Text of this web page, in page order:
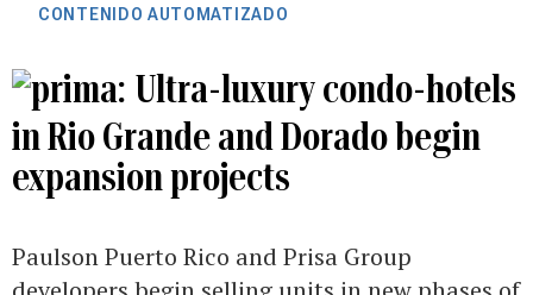
CONTENIDO AUTOMATIZADO
Ultra-luxury condo-hotels
in Rio Grande and Dorado begin
expansion projects
Paulson Puerto Rico and Prisa Group